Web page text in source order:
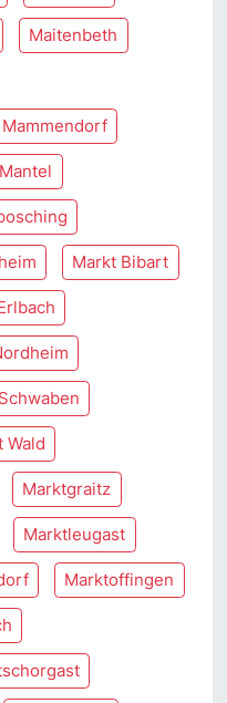
Maitenbeth
Mammendorf
Mantel
Markt Bibart
Wald
Marktgraitz
Marktleugast
Marktoffingen